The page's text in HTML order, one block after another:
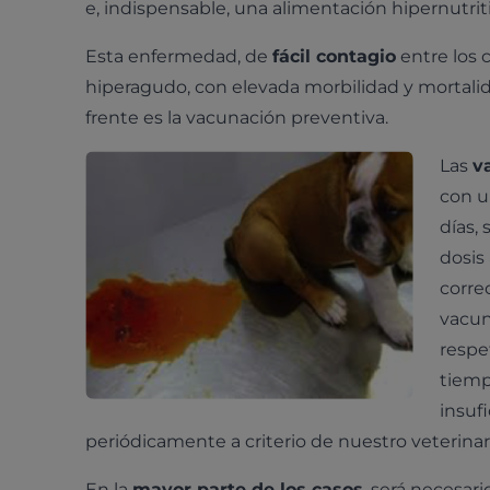
e, indispensable, una alimentación
Esta enfermedad, de fácil contagio entre los
hiperagudo, con elevada morbilidad y
frente es la vacunación preventiva.
Las
con
días,
dosis
periódicamente a criterio de nuestro